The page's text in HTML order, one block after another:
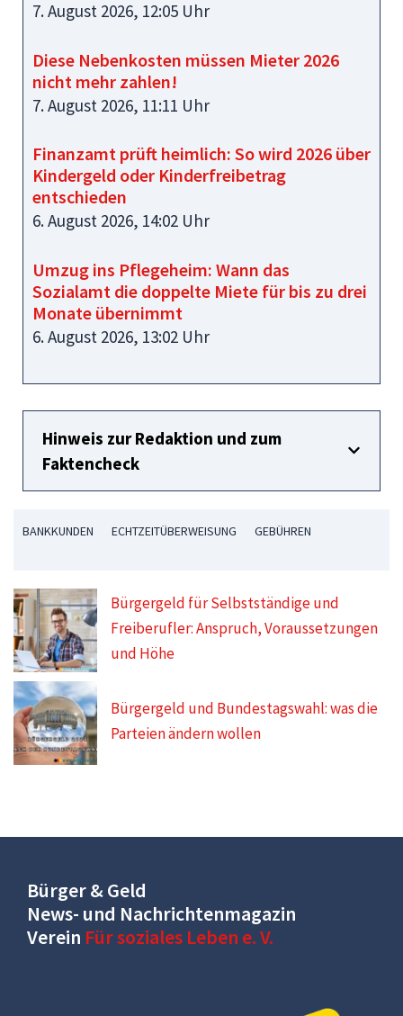
7. August 2026, 12:05 Uhr
Diese Nebenkosten müssen Mieter 2026
nicht mehr zahlen!
7. August 2026, 11:11 Uhr
Finanzamt prüft heimlich: So wird 2026 über
Kindergeld oder Kinderfreibetrag
entschieden
6. August 2026, 14:02 Uhr
Umzug ins Pflegeheim: Wann das
Sozialamt die doppelte Miete für bis zu drei
Monate übernimmt
6. August 2026, 13:02 Uhr
Hinweis zur Redaktion und zum
Faktencheck
BANKKUNDEN ECHTZEITÜBERWEISUNG GEBÜHREN
Bürgergeld für Selbstständige und
Freiberufler: Anspruch, Voraussetzungen
und Höhe
Bürgergeld und Bundestagswahl: was die
Parteien ändern wollen
Bürger & Geld
News- und Nachrichtenmagazin
Verein Für soziales Leben e. V.